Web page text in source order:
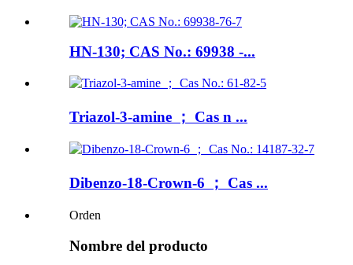
HN-130; CAS No.: 69938 -...
Triazol-3-amine ； Cas n ...
Dibenzo-18-Crown-6 ； Cas ...
Orden
Nombre del producto